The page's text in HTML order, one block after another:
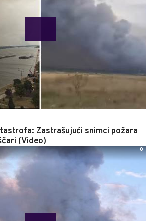
Zastrašujući snimci požara
(Video)
0